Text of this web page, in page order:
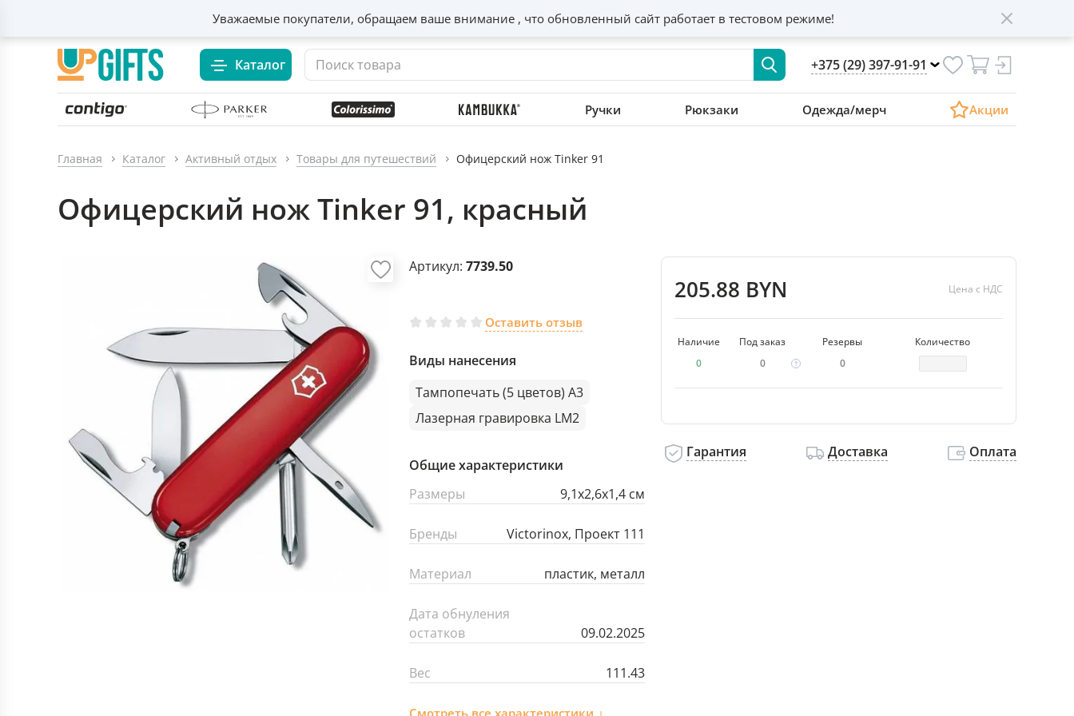
Уважаемые покупатели, обращаем ваше внимание , что обновленный сайт работает в тестовом режиме!
Каталог +375 (29) 397-91-91
Ручки Рюкзаки Одежда/мерч Акции
Главная Каталог Активный отдых Товары для путешествий Офицерский нож Tinker 91
Офицерский нож Tinker 91, красный
Артикул: 7739.50
Оставить отзыв
Виды нанесения
Тампопечать (5 цветов) A3
Лазерная гравировка LM2
Общие характеристики
Размеры
9,1x2,6x1,4 см
Бренды Victorinox, Проект 111
Материал пластик, металл
Дата обнуления
остатков
09.02.2025
Вес 111.43
Смотреть все характеристики
205.88 BYN Цена с НДС
Наличие Под заказ Резервы
Количество
0
0 0
Гарантия Доставка Оплата